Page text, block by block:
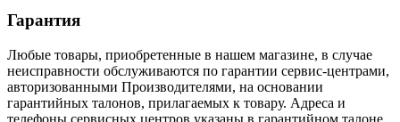
Гарантия
Любые товары, приобретенные в нашем магазине, в случае
неисправности обслуживаются по гарантии сервис-центрами,
авторизованными Производителями, на основании
гарантийных талонов, прилагаемых к товару. Адреса и